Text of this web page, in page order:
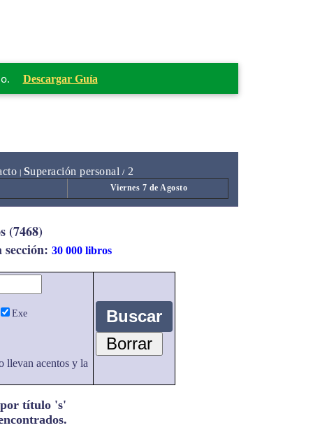
Descargar Guía
Superación personal / 2
Viernes 7 de Agosto
(7468)
30 000 libros
Exe
llevan acentos y la
título 's'